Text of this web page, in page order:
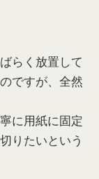
らく放置して
ですが、全然
に用紙に固定
りたいという